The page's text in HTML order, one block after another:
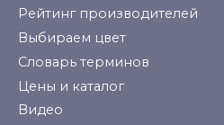
Рейтинг производителей
Выбираем цвет
Словарь терминов
Цены и каталог
Видео